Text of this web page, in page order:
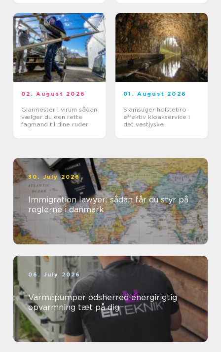
02. August 2026
Glarmester i virum sådan
vælger du den rette
fagmand til dine ruder
01. August 2026
Slamsuger holstebro
effektiv kloakservice i
det vestjyske
30. July 2026
Immigration lawyer: sådan får du styr på
reglerne i danmark
06. July 2026
Varmepumper odsherred energirigtig
opvarmning tæt på dig